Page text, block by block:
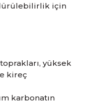
için
yüksek
kireç
karbonatın